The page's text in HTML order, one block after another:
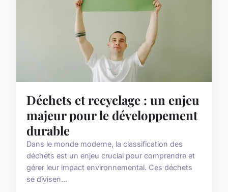
Déchets et recyclage : un enjeu
majeur pour le développement
durable
Dans le monde moderne, la classification des
déchets est un enjeu crucial pour comprendre et
gérer leur impact environnemental. Ces déchets
se divisen...